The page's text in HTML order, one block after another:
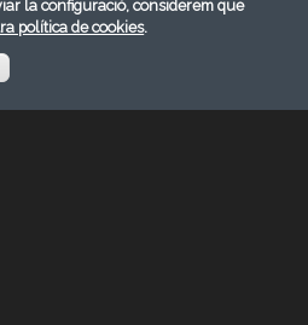
la configuració, considerem que
política de cookies.